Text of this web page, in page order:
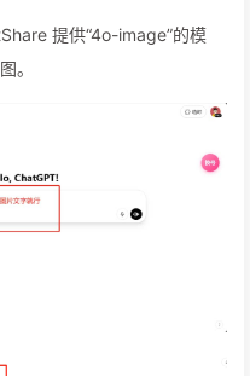
提供“4o-image”的模
。